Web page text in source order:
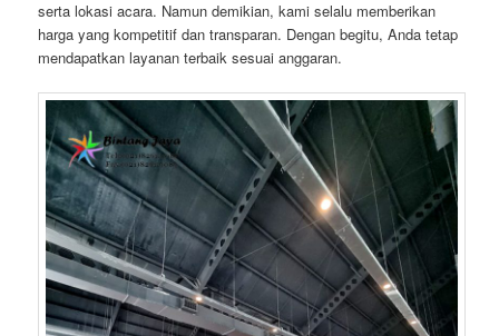
serta lokasi acara. Namun demikian, kami selalu memberikan
harga yang kompetitif dan transparan. Dengan begitu, Anda tetap
mendapatkan layanan terbaik sesuai anggaran.